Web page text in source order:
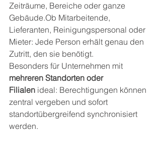
Zeiträume, Bereiche oder ganze
Gebäude.Ob Mitarbeitende,
Lieferanten, Reinigungspersonal oder
Mieter: Jede Person erhält genau den
Zutritt, den sie benötigt.
Besonders für Unternehmen mit
mehreren Standorten oder
Filialen ideal: Berechtigungen können
zentral vergeben und sofort
standortübergreifend synchronisiert
werden.